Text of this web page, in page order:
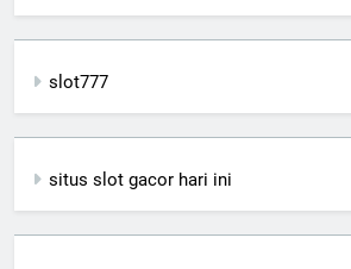
slot777
situs slot gacor hari ini